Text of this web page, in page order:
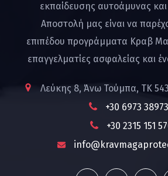
εκπαίδευσης αυτοάμυνας
Αποστολή μας είναι να
επιπέδου προγράμματα Κραβ
επαγγελματίες ασφαλείας και
Λεύκης 8, Άνω Τούμπα, ΤΚ
+30 6973
+30 2315 151